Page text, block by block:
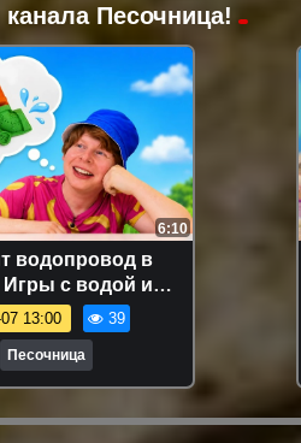
Песочница!
6:10
водопровод в
Игры с водой и
для детей
13:00 39
Песочница